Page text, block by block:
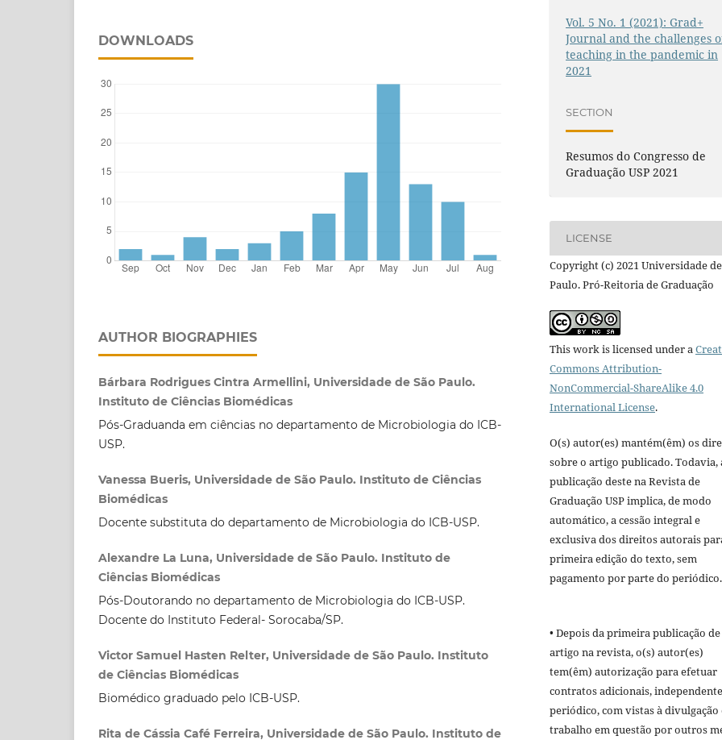
DOWNLOADS
AUTHOR BIOGRAPHIES
Bárbara Rodrigues Cintra Armellini, Universidade de São Paulo.
Instituto de Ciências Biomédicas
Pós-Graduanda em ciências no departamento de Microbiologia do ICB-
USP.
Vanessa Bueris, Universidade de São Paulo. Instituto de Ciências
Biomédicas
Docente substituta do departamento de Microbiologia do ICB-USP.
Alexandre La Luna, Universidade de São Paulo. Instituto de
Ciências Biomédicas
Pós-Doutorando no departamento de Microbiologia do ICB-USP.
Docente do Instituto Federal- Sorocaba/SP.
Victor Samuel Hasten Relter, Universidade de São Paulo. Instituto
de Ciências Biomédicas
Biomédico graduado pelo ICB-USP.
Rita de Cássia Café Ferreira, Universidade de São Paulo. Instituto de
Vol. 5 No. 1 (2021): Grad+
Journal and the challenges
teaching in the pandemic in
2021
SECTION
Resumos do Congresso de
Graduação USP 2021
LICENSE
Copyright (c) 2021 Universidade
Paulo. Pró-Reitoria de Graduação
This work is licensed under a
Commons Attribution-
NonCommercial-ShareAlike 4.0
International License.
O(s) autor(es) mantém(êm) os
sobre o artigo publicado. Todavia,
publicação deste na Revista de
Graduação USP implica, de modo
automático, a cessão integral e
exclusiva dos direitos autorais
primeira edição do texto, sem
pagamento por parte do
• Depois da primeira publicação de
artigo na revista, o(s) autor(es)
tem(êm) autorização para efetuar
contratos adicionais,
periódico, com vistas à divulgação
trabalho em questão por outros